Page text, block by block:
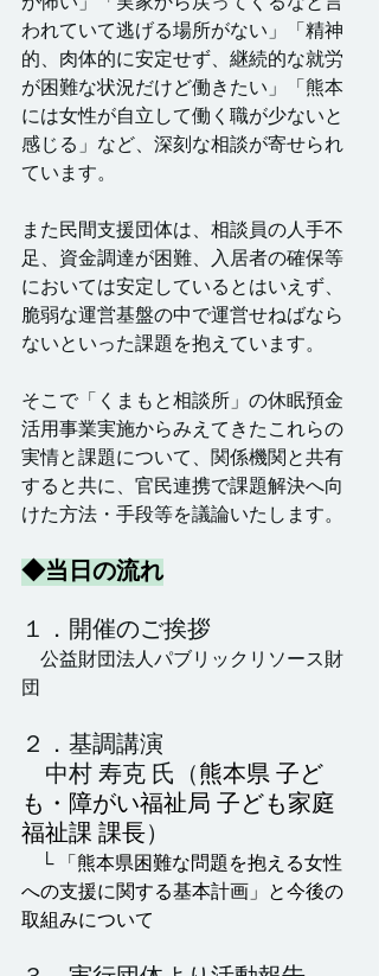
われていて逃げる場所がない」「精神
的、肉体的に安定せず、継続的な就労
が困難な状況だけど働きたい」「熊本
には女性が自立して働く職が少ないと
感じる」など、深刻な相談が寄せられ
ています。
また民間支援団体は、相談員の人手不
足、資金調達が困難、入居者の確保等
においては安定しているとはいえず、
脆弱な運営基盤の中で運営せねばなら
ないといった課題を抱えています。
そこで「くまもと相談所」の休眠預金
活用事業実施からみえてきたこれらの
実情と課題について、関係機関と共有
すると共に、官民連携で課題解決へ向
けた方法・手段等を議論いたします。
◆当日の流れ
１．開催のご挨拶
公益財団法人パブリックリソース財
団
２．基調講演
中村 寿克 氏（熊本県 子ど
も・障がい福祉局 子ども家庭
福祉課 課長）
└
「熊本県困難な問題を抱える女性
への支援に関する基本計画」と今後の
取組みについて